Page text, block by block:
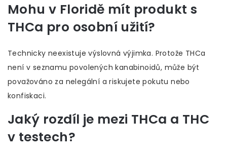
Mohu v Floridě mít produkt s
THCa pro osobní užití?
Technicky neexistuje výslovná výjimka. Protože THCa
není v seznamu povolených kanabinoidů, může být
považováno za nelegální a riskujete pokutu nebo
konfiskaci.
Jaký rozdíl je mezi THCa a THC
v testech?